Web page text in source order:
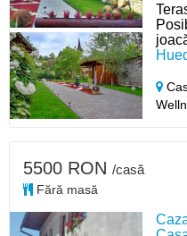
5500 RON /casă
Fără masă